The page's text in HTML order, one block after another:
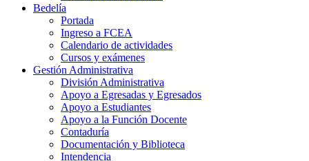
Bedelía
Portada
Ingreso a FCEA
Calendario de actividades
Cursos y exámenes
Gestión Administrativa
División Administrativa
Apoyo a Egresadas y Egresados
Apoyo a Estudiantes
Apoyo a la Función Docente
Contaduría
Documentación y Biblioteca
Intendencia